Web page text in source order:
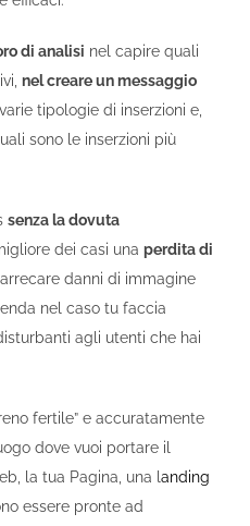
di analisi nel capire quali
nel creare un messaggio
varie tipologie di inserzioni e,
sono le inserzioni più
senza la dovuta
dei casi una perdita di
danni di immagine
nel caso tu faccia
agli utenti che hai
fertile” e accuratamente
dove vuoi portare il
la tua Pagina, una landing
essere pronte ad